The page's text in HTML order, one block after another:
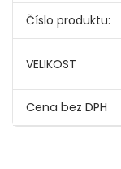
Číslo produktu:
VELIKOST